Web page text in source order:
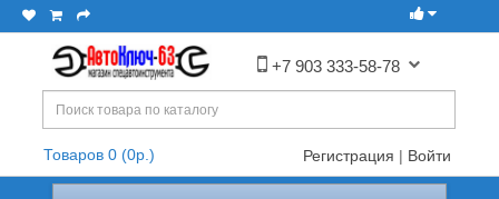
+7 903 333-58-78
Товаров 0 (0р.) Регистрация | Войти